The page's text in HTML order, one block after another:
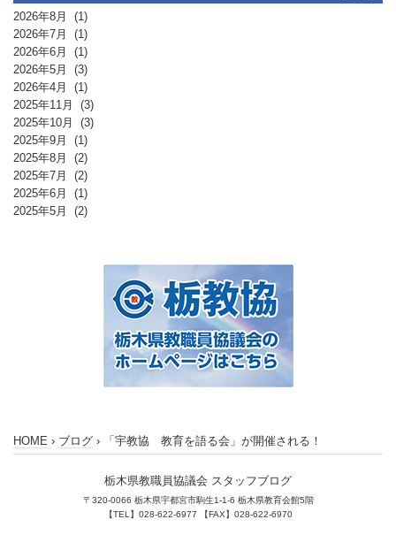
2026年8月
(1)
2026年7月
(1)
2026年6月
(1)
2026年5月
(3)
2026年4月
(1)
2025年11月
(3)
2025年10月
(3)
2025年9月
(1)
2025年8月
(2)
2025年7月
(2)
2025年6月
(1)
2025年5月
(2)
HOME › ブログ › 「宇教協 教育を語る会」が開催される！
栃木県教職員協議会 スタッフブログ
〒320-0066 栃木県宇都宮市駒生1-1-6 栃木県教育会館5階
【TEL】028-622-6977 【FAX】028-622-6970